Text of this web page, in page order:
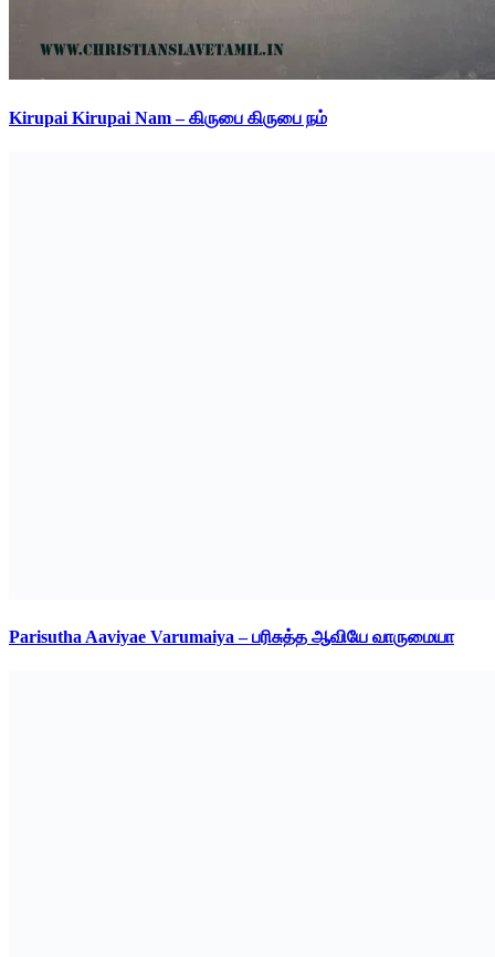
Kirupai Kirupai Nam – கிருபை கிருபை நம்
Parisutha Aaviyae Varumaiya – பரிசுத்த ஆவியே வாருமையா